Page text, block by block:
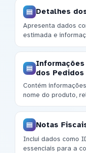
Detalhes
Apresenta dados
estimada e
dos Pedidos
Contém
nome do produto,
Notas
Inclui dados como
essenciais para a